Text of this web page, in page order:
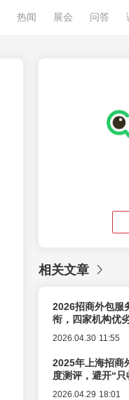
热闻 展会 问答
相关文章
2026招商外包服
衔，四家机构优
2026.04.30 11:55
2025年上海招商
度测评，避开“
2026.04.29 18:01